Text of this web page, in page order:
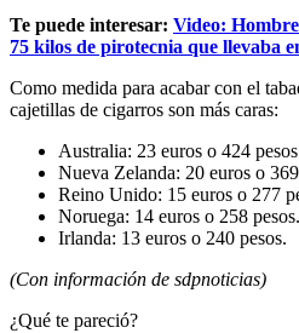
Te puede interesar: Video:
75 kilos de pirotecnia que llevaba
Como medida para acabar con el
cajetillas de cigarros son más caras:
Australia: 23 euros o 424
Nueva Zelanda: 20 euros o
Reino Unido: 15 euros o 277
Noruega: 14 euros o 258 pesos.
Irlanda: 13 euros o 240 pesos.
(Con información de sdpnoticias)
¿Qué te pareció?